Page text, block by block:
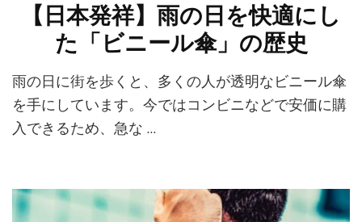
【日本発祥】雨の日を快適にし
た「ビニール傘」の歴史
雨の日に街を歩くと、多くの人が透明なビニール傘
を手にしています。今ではコンビニなどで安価に購
入できるため、急な …